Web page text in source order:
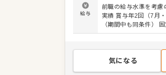
タート） ・一品物の
げ物や汁物などの調
（少しずつ鮮魚の扱
つけたら、ゆくゆくは
司を巻いたりと、憧
どんどんチャレンジ
給与
前職の給与水準を考慮の
実績 賞与年2回（7月
（期間中も同条件）
円）含む。超過分は別
気になる